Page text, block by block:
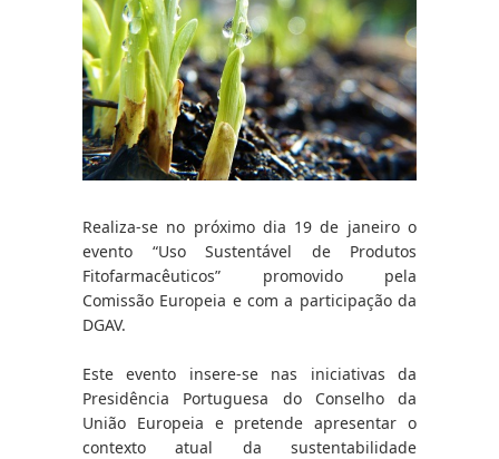
Realiza-se no próximo dia 19 de janeiro o
evento “Uso Sustentável de Produtos
Fitofarmacêuticos” promovido pela
Comissão Europeia e com a participação da
DGAV.
Este evento insere-se nas iniciativas da
Presidência Portuguesa do Conselho da
União Europeia e pretende apresentar o
contexto atual da sustentabilidade